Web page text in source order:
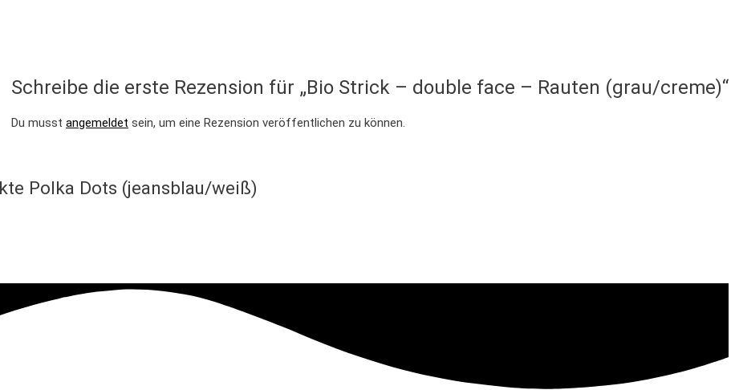
Schreibe die erste Rezension für „Bio Strick – double face – Rauten (grau/creme)“
Du musst angemeldet sein, um eine Rezension veröffentlichen zu können.
Polka Dots (jeansblau/weiß)